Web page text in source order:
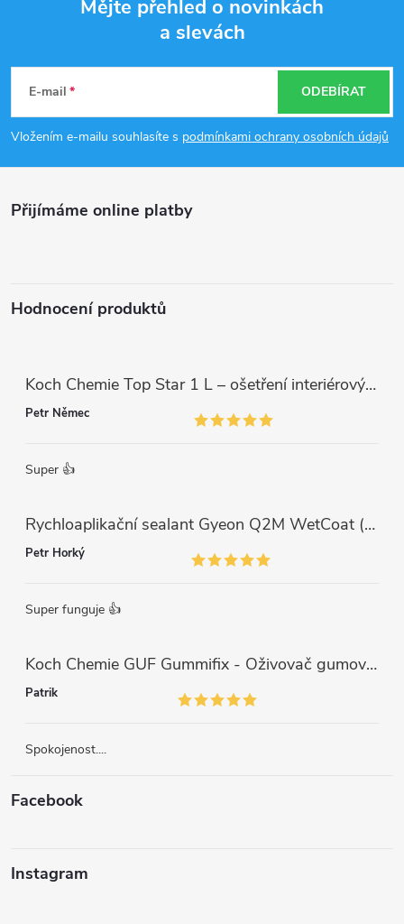
p
a
Mějte přehled o novinkách
a slevách
E-mail
Vložením e-mailu souhlasíte s podmínkami ochrany osobních údajů
ODEBÍRAT
Přijímáme online platby
Hodnocení produktů
Koch Chemie Top Star 1 L – ošetření interiérových plastů, ochrana a matný vzhled
Petr Němec
Super 👍
Rychloaplikační sealant Gyeon Q2M WetCoat (1 L)
Petr Horký
Super funguje 👍
Koch Chemie GUF Gummifix - Oživovač gumových koberců (1000ml)
Patrik
Spokojenost....
Facebook
Instagram